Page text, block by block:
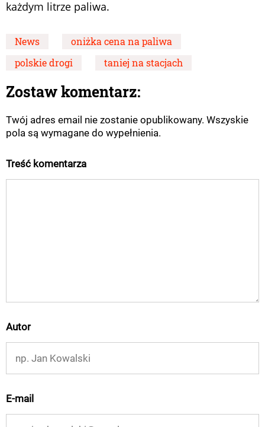
każdym litrze paliwa.
News
oniżka cena na paliwa
polskie drogi
taniej na stacjach
Zostaw komentarz:
Twój adres email nie zostanie opublikowany. Wszyskie
pola są wymagane do wypełnienia.
Treść komentarza
Autor
E-mail